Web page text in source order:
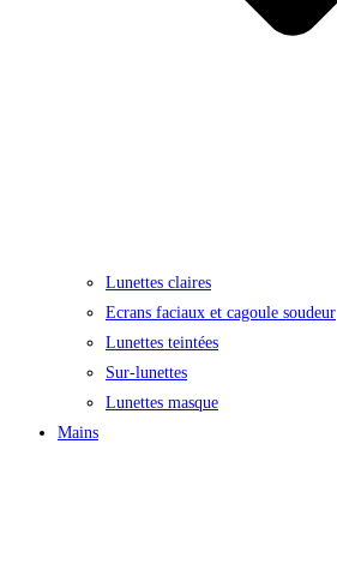
Lunettes claires
Ecrans faciaux et cagoule soudeur
Lunettes teintées
Sur-lunettes
Lunettes masque
Mains